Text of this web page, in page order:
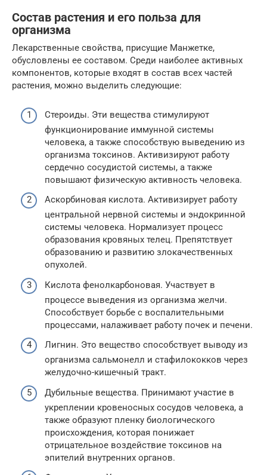
Состав растения и его польза для
организма
Лекарственные свойства, присущие Манжетке,
обусловлены ее составом. Среди наиболее активных
компонентов, которые входят в состав всех частей
растения, можно выделить следующие:
Стероиды. Эти вещества стимулируют
функционирование иммунной системы
человека, а также способствую выведению из
организма токсинов. Активизируют работу
сердечно сосудистой системы, а также
повышают физическую активность человека.
Аскорбиновая кислота. Активизирует работу
центральной нервной системы и эндокринной
системы человека. Нормализует процесс
образования кровяных телец. Препятствует
образованию и развитию злокачественных
опухолей.
Кислота фенолкарбоновая. Участвует в
процессе выведения из организма желчи.
Способствует борьбе с воспалительными
процессами, налаживает работу почек и печени.
Лигнин. Это вещество способствует выводу из
организма сальмонелл и стафилококков через
желудочно-кишечный тракт.
Дубильные вещества. Принимают участие в
укреплении кровеносных сосудов человека, а
также образуют пленку биологического
происхождения, которая понижает
отрицательное воздействие токсинов на
эпителий внутренних органов.